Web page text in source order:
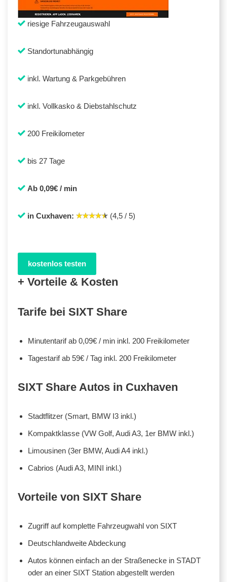
riesige Fahrzeugauswahl
Standortunabhängig
inkl. Wartung & Parkgebühren
inkl. Vollkasko & Diebstahlschutz
200 Freikilometer
bis 27 Tage
Ab 0,09€ / min
in Cuxhaven: (4,5 / 5)
kostenlos testen
+ Vorteile & Kosten
Tarife bei SIXT Share
Minutentarif ab 0,09€ / min inkl. 200 Freikilometer
Tagestarif ab 59€ / Tag inkl. 200 Freikilometer
SIXT Share Autos in Cuxhaven
Stadtflitzer (Smart, BMW I3 inkl.)
Kompaktklasse (VW Golf, Audi A3, 1er BMW inkl.)
Limousinen (3er BMW, Audi A4 inkl.)
Cabrios (Audi A3, MINI inkl.)
Vorteile von SIXT Share
Zugriff auf komplette Fahrzeugwahl von SIXT
Deutschlandweite Abdeckung
Autos können einfach an der Straßenecke in STADT
oder an einer SIXT Station abgestellt werden